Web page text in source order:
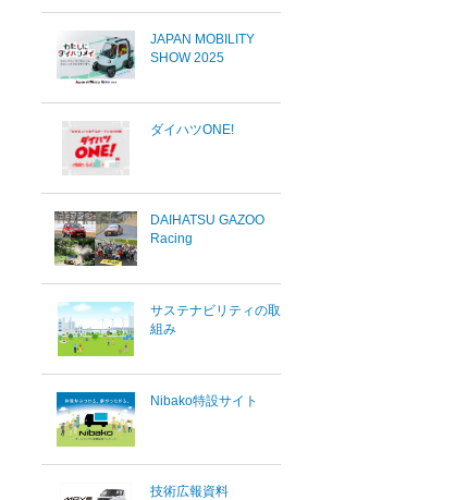
JAPAN MOBILITY
SHOW 2025
ダイハツONE!
DAIHATSU GAZOO
Racing
サステナビリティの取
組み
Nibako特設サイト
技術広報資料